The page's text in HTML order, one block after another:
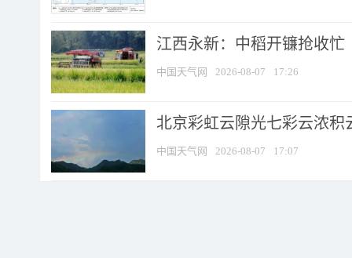
江西永新：中稻开镰抢收忙
中国天气网 2026-08-07 17:26
北京彩虹云隙光七彩云浓积
中国天气网 2026-08-07 17:07